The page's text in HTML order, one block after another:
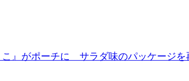
こ』がポーチに サラダ味のパッケージ